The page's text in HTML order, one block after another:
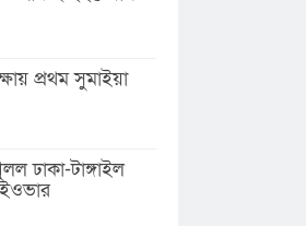
প্রথম সুমাইয়া
ঢাকা-টাঙ্গাইল